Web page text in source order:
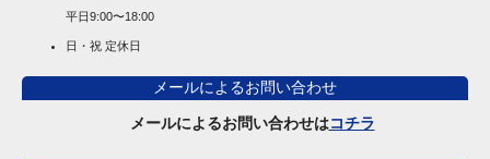
平日9:00〜18:00
日・祝 定休日
メールによるお問い合わせ
メールによるお問い合わせはコチラ